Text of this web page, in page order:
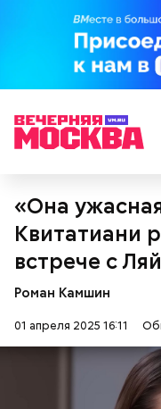
«Она
Квитатиани
встрече с
Роман Камшин
01 апреля 2025 16:11
кабачок;
брынза;
растительное
помидоры черри
беременным,
людям с
пожилым;
детям.